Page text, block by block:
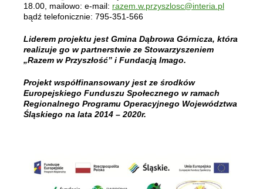
18.00, mailowo: e-mail: razem.w.przyszlosc@interia.pl
bądź telefonicznie: 795-351-566
Liderem projektu jest Gmina Dąbrowa Górnicza, która
realizuje go w partnerstwie ze Stowarzyszeniem
„Razem w Przyszłość” i Fundacją Imago.
Projekt współfinansowany jest ze środków
Europejskiego Funduszu Społecznego w ramach
Regionalnego Programu Operacyjnego Województwa
Śląskiego na lata 2014 – 2020r.